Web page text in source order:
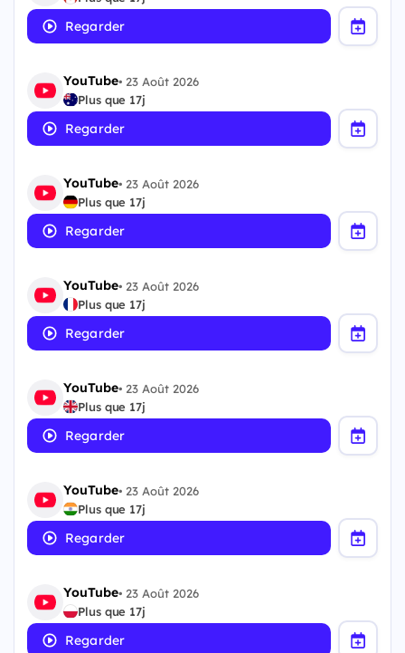
Regarder
YouTube• 23 Août 2026
Plus que 17j
Regarder
YouTube• 23 Août 2026
Plus que 17j
Regarder
YouTube• 23 Août 2026
Plus que 17j
Regarder
YouTube• 23 Août 2026
Plus que 17j
Regarder
YouTube• 23 Août 2026
Plus que 17j
Regarder
YouTube• 23 Août 2026
Plus que 17j
Regarder